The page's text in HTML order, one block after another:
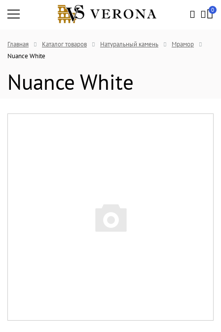
0
Главная Каталог товаров Натуральный камень
Мрамор
Nuance White
Nuance White